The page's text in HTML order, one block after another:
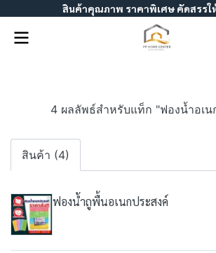
สินค้าคุณภาพ ราคาพิเศษ คัดสรร
4 ผลลัพธ์สำหรับแท็ก "ฟองน้ำอเน
สินค้า (4)
ฟองน้ำถูพื้นอเนกประสงค์